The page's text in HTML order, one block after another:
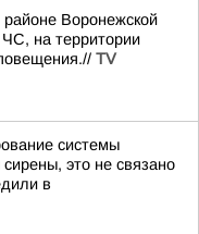
районе Воронежской
ЧС, на территории
TV
системы
это не связано
в